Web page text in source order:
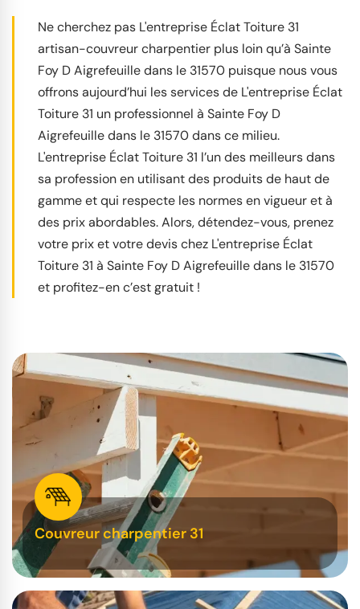
Ne cherchez pas L'entreprise Éclat Toiture 31
artisan-couvreur charpentier plus loin qu’à Sainte
Foy D Aigrefeuille dans le 31570 puisque nous vous
offrons aujourd’hui les services de L'entreprise Éclat
Toiture 31 un professionnel à Sainte Foy D
Aigrefeuille dans le 31570 dans ce milieu.
L'entreprise Éclat Toiture 31 l’un des meilleurs dans
sa profession en utilisant des produits de haut de
gamme et qui respecte les normes en vigueur et à
des prix abordables. Alors, détendez-vous, prenez
votre prix et votre devis chez L'entreprise Éclat
Toiture 31 à Sainte Foy D Aigrefeuille dans le 31570
et profitez-en c’est gratuit !
Couvreur charpentier 31